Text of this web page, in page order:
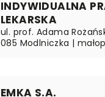
INDYWIDUALNA
LEKARSKA
ul. prof. Adama
085 Modlniczka |
EMKA S.A.